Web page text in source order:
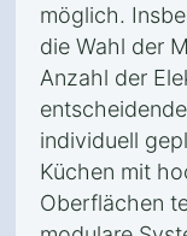
möglich.
die Wahl der
Anzahl der
individuell
Küchen mit
Oberflächen